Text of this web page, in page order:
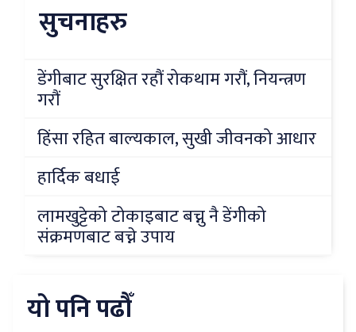
सुचनाहरु
डेंगीबाट सुरक्षित रहौं रोकथाम गरौं, नियन्त्रण
गरौं
हिंसा रहित बाल्यकाल, सुखी जीवनको आधार
हार्दिक बधाई
लामखुट्टेको टोकाइबाट बच्नु नै डेंगीको
संक्रमणबाट बच्ने उपाय
यो पनि पढौँ